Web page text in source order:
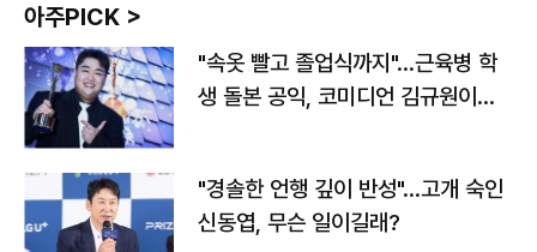
아주PICK >
"속옷 빨고 졸업식까지"…근육병 학
생 돌본 공익, 코미디언 김규원이었
"경솔한 언행 깊이 반성"…고개 숙인
신동엽, 무슨 일이길래?